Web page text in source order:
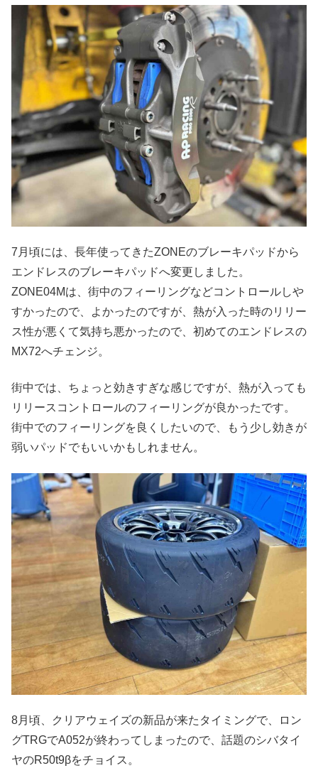
7月頃には、長年使ってきたZONEのブレーキパッドから
エンドレスのブレーキパッドへ変更しました。
ZONE04Mは、街中のフィーリングなどコントロールしや
すかったので、よかったのですが、熱が入った時のリリー
ス性が悪くて気持ち悪かったので、初めてのエンドレスの
MX72へチェンジ。
街中では、ちょっと効きすぎな感じですが、熱が入っても
リリースコントロールのフィーリングが良かったです。
街中でのフィーリングを良くしたいので、もう少し効きが
弱いパッドでもいいかもしれません。
8月頃、クリアウェイズの新品が来たタイミングで、ロン
グTRGでA052が終わってしまったので、話題のシバタイ
ヤのR50t9βをチョイス。